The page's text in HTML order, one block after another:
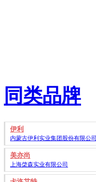
同类品牌
伊利
内蒙古伊利实业集团股份有限公司
美亦尚
上海棨森实业有限公司